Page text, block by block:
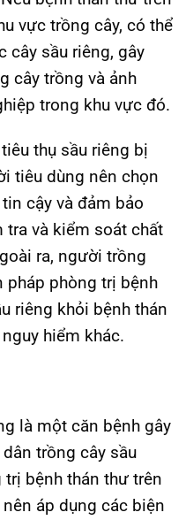
vực trồng cây, có thể
cây sầu riêng, gây
cây trồng và ảnh
trong khu vực đó.
thụ sầu riêng bị
tiêu dùng nên chọn
cậy và đảm bảo
tra và kiểm soát chất
ra, người trồng
pháp phòng trị bệnh
riêng khỏi bệnh thán
hiểm khác.
là một căn bệnh gây
trồng cây sầu
bệnh thán thư trên
áp dụng các biện